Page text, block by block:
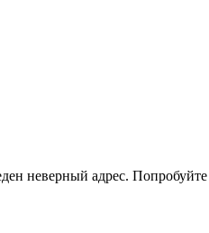
неверный адрес.